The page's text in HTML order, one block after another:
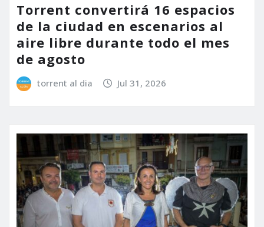
Torrent convertirá 16 espacios
de la ciudad en escenarios al
aire libre durante todo el mes
de agosto
torrent al dia Jul 31, 2026